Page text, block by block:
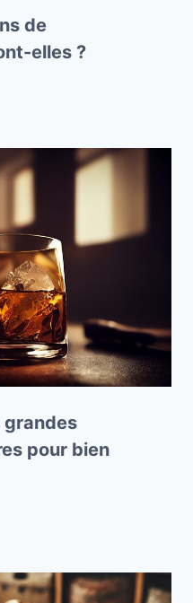
de
elles ?
grandes
pour bien